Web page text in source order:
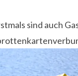
sind auch